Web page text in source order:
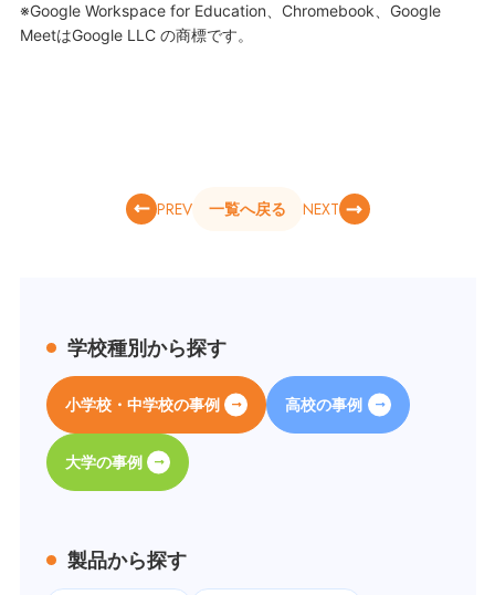
※Google Workspace for Education、Chromebook、Google
MeetはGoogle LLC の商標です。
PREV 一覧へ戻る NEXT
学校種別から探す
小学校・中学校の事例 高校の事例
大学の事例
製品から探す